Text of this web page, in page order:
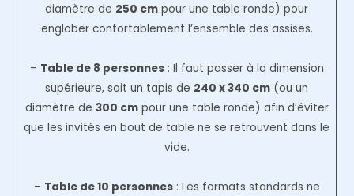
diamètre de 250 cm pour une table ronde) pour
englober confortablement l’ensemble des assises.
– Table de 8 personnes: Il faut passer à la dimension
supérieure, soit un tapis de 240 x 340 cm (ou un
diamètre de 300 cmpour une table ronde) afin d’éviter
que les invités en bout de table ne se retrouvent dans le
vide.
– Table de 10 personnes: Les formats standards ne